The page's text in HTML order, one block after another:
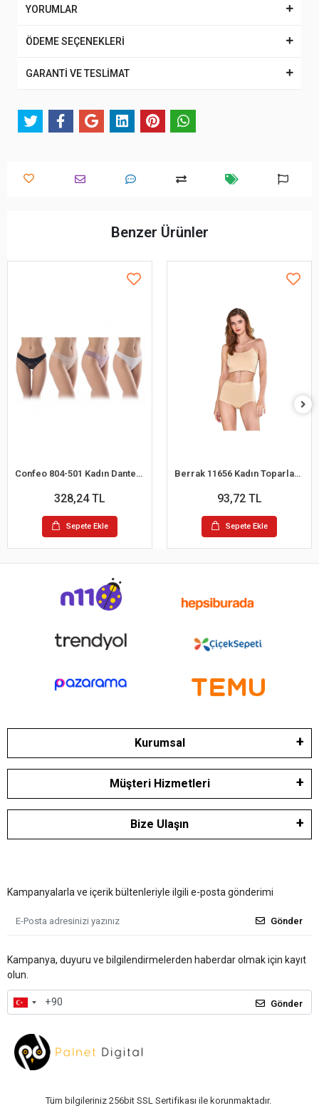
YORUMLAR
ÖDEME SEÇENEKLERİ
GARANTİ VE TESLİMAT
Benzer Ürünler
Confeo 804-501 Kadın Dantelli 4 lü Tanga Külot
328,24 TL
Sepete Ekle
Berrak 11656 Kadın Toparlayıcı Bato Külot
93,72 TL
Sepete Ekle
Kurumsal
Müşteri Hizmetleri
Bize Ulaşın
Kampanyalarla ve içerik bültenleriyle ilgili e-posta gönderimi
Gönder
Kampanya, duyuru ve bilgilendirmelerden haberdar olmak için kayıt
olun.
Gönder
Tüm bilgileriniz 256bit SSL Sertifikası ile korunmaktadır.